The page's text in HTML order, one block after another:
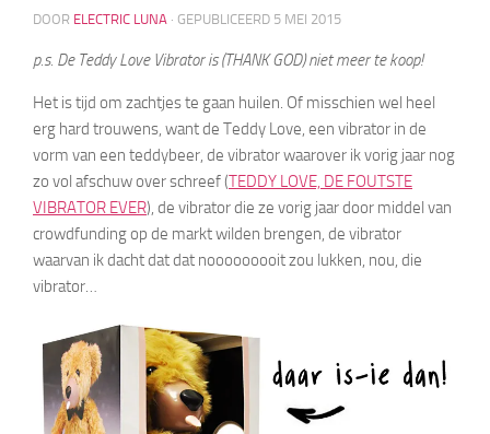
DOOR ELECTRIC LUNA · GEPUBLICEERD 5 MEI 2015
p.s. De Teddy Love Vibrator is (THANK GOD) niet meer te koop!
Het is tijd om zachtjes te gaan huilen. Of misschien wel heel
erg hard trouwens, want de Teddy Love, een vibrator in de
vorm van een teddybeer, de vibrator waarover ik vorig jaar nog
zo vol afschuw over schreef (TEDDY LOVE, DE FOUTSTE
VIBRATOR EVER), de vibrator die ze vorig jaar door middel van
crowdfunding op de markt wilden brengen, de vibrator
waarvan ik dacht dat dat nooooooooit zou lukken, nou, die
vibrator…